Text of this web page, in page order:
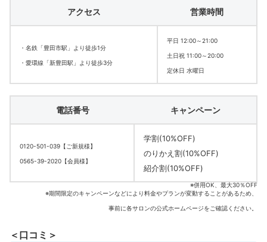
アクセス 営業時間
・名鉄「豊田市駅」より徒歩1分
・愛環線「新豊田駅」より徒歩3分
平日 12:00～21:00
土日祝 11:00～20:00
定休日 水曜日
電話番号 キャンペーン
0120-501-039【ご新規様】
0565-39-2020【会員様】
学割(10%OFF)
のりかえ割(10%OFF)
紹介割(10%OFF)
※併用OK、最大30％OFF
※期間限定のキャンペーンなどにより料金やプランが変動することがあるため、
事前に各サロンの公式ホームページをご確認ください。
＜口コミ＞